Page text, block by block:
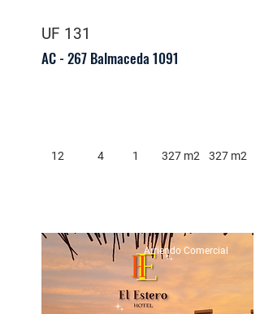
UF 131
AC - 267 Balmaceda 1091
12 4 1 327 m2 327 m2
Arriendo Comercial